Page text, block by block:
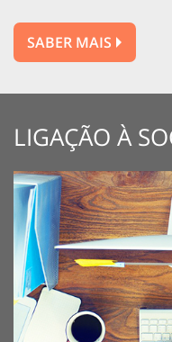
SABER MAIS
LIGAÇÃO À